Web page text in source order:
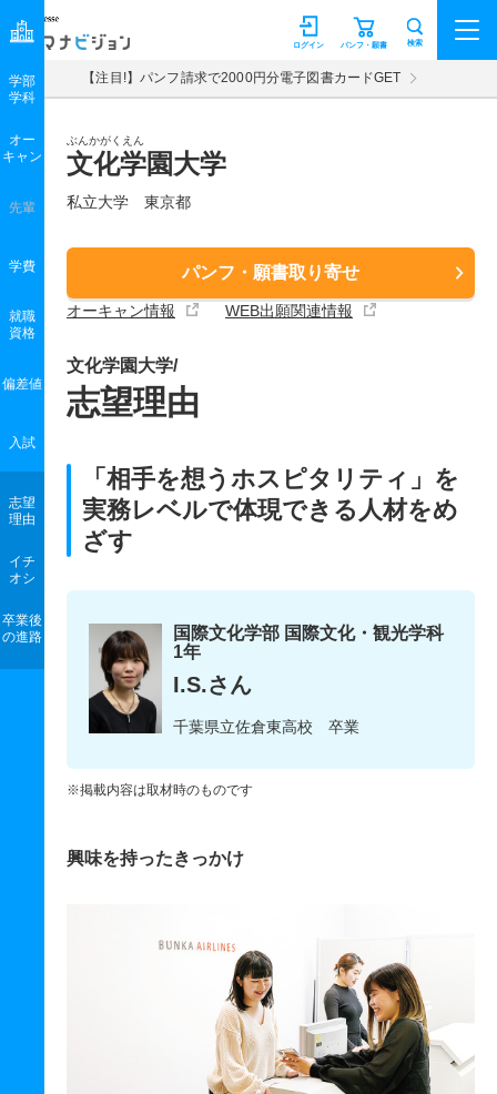
マナビジョン パンフ・願書
ログイン 検索
【注目!】パンフ請求で2000円分電子図書カードGET
ぶんかがくえん
文化学園大学
私立大学 東京都
パンフ・願書取り寄せ
オーキャン情報 WEB出願関連情報
学部
学科
オー
キャン
先輩
学費
就職
資格
偏差値
入試
志望
理由
イチ
オシ
卒業後
の進路
文化学園大学/
志望理由
「相手を想うホスピタリティ」を
実務レベルで体現できる人材をめ
ざす
国際文化学部 国際文化・観光学科
1年
I.S.さん
千葉県立佐倉東高校 卒業
※掲載内容は取材時のものです
興味を持ったきっかけ